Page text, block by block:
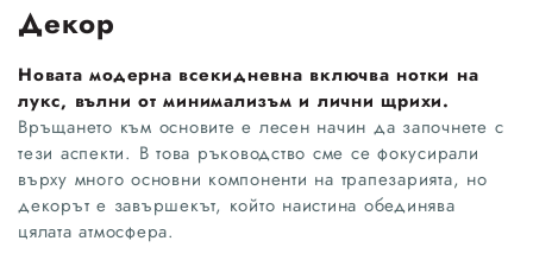
Декор
Новата модерна всекидневна включва нотки на
лукс, вълни от минимализъм и лични щрихи.
Връщането към основите е лесен начин да започнете с
тези аспекти. В това ръководство сме се фокусирали
върху много основни компоненти на трапезарията, но
декорът е завършекът, който наистина обединява
цялата атмосфера.